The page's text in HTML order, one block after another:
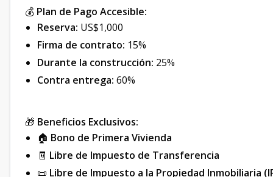
💰 Plan de Pago Accesible:
Reserva: US$1,000
Firma de contrato: 15%
Durante la construcción: 25%
Contra entrega: 60%
🎁 Beneficios Exclusivos:
🏠 Bono de Primera Vivienda
🧾 Libre de Impuesto de Transferencia
📜 Libre de Impuesto a la Propiedad Inmobiliaria